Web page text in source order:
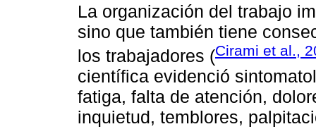
La organización del trabajo
sino que también tiene
los trabajadores (Cirami et al.,
científica evidenció
fatiga, falta de atención,
inquietud, temblores,